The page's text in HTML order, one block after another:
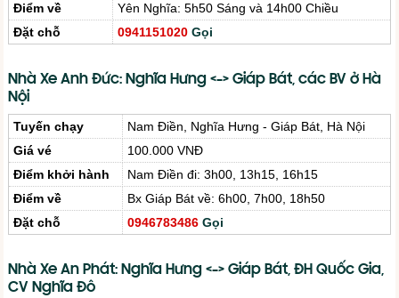
Điểm về
Yên Nghĩa: 5h50 Sáng và 14h00 Chiều
Đặt chỗ
0941151020 Gọi
Nhà Xe Anh Đức: Nghĩa Hưng <-> Giáp Bát, các BV ở Hà
Nội
Tuyến chạy
Nam Điền, Nghĩa Hưng - Giáp Bát, Hà Nội
Giá vé
100.000 VNĐ
Điểm khởi hành
Nam Điền đi: 3h00, 13h15, 16h15
Điểm về
Bx Giáp Bát về: 6h00, 7h00, 18h50
Đặt chỗ
0946783486 Gọi
Nhà Xe An Phát: Nghĩa Hưng <-> Giáp Bát, ĐH Quốc Gia,
CV Nghĩa Đô